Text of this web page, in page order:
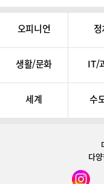
오피니언 정
생활/문화 IT/
세계 수
다